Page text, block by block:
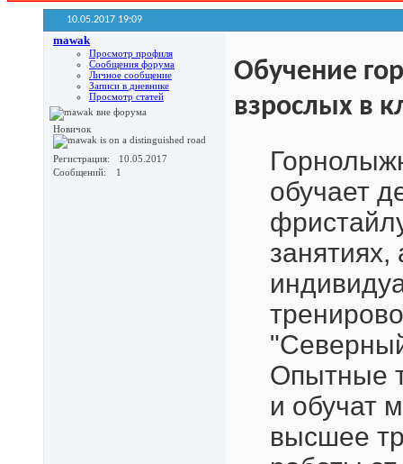
10.05.2017 19:09
mawak
Просмотр профиля
Сообщения форума
Личное сообщение
Записи в дневнике
Просмотр статей
Новичок
Регистрация
10.05.2017
Сообщений
1
Обучение
взрослых в
обучает
Опытные
и обучат
высшее